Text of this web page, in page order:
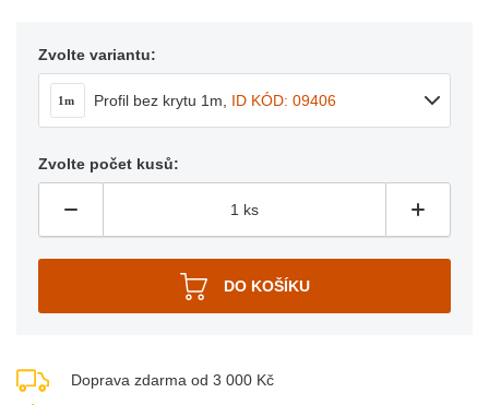
Zvolte variantu:
1m Profil bez krytu 1m, ID KÓD: 09406
Zvolte počet kusů:
Doprava zdarma od 3 000 Kč